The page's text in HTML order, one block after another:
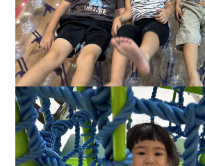
アクセス
お問い合わせ
0238-23-
月曜日～金曜日／9:00
お問い合わ